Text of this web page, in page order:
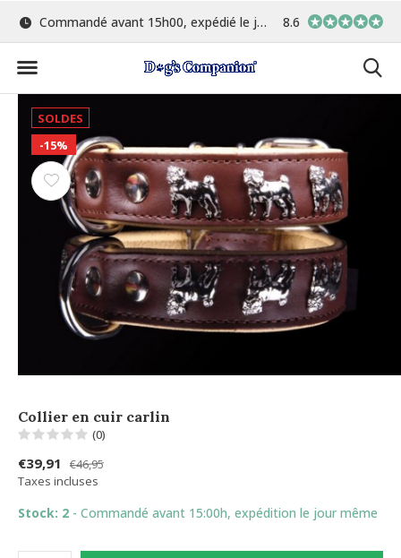
15h00, expédié le jour même Le plus grand choix de couleurs et de tissus
8.6
SOLDES
-15%
Collier en cuir carlin
(0)
€39,91
€46,95
Taxes incluses
Stock: 2 - Commandé avant 15:00h, expédition le jour même